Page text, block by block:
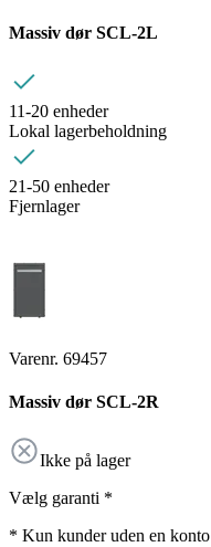
Massiv dør SCL-2L
11-20 enheder
Lokal lagerbeholdning
21-50 enheder
Fjernlager
Varenr. 69457
Massiv dør SCL-2R
Ikke på lager
Vælg garanti *
* Kun kunder uden en konto